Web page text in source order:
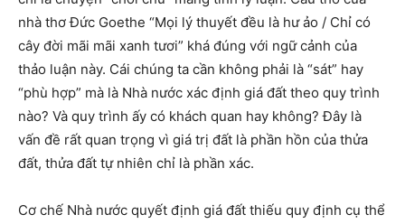
nhà thơ Đức Goethe “Mọi lý thuyết đều là hư ảo / Chỉ có
cây đời mãi mãi xanh tươi” khá đúng với ngữ cảnh của
thảo luận này. Cái chúng ta cần không phải là “sát” hay
“phù hợp” mà là Nhà nước xác định giá đất theo quy trình
nào? Và quy trình ấy có khách quan hay không? Đây là
vấn đề rất quan trọng vì giá trị đất là phần hồn của thửa
đất, thửa đất tự nhiên chỉ là phần xác.
Cơ chế Nhà nước quyết định giá đất thiếu quy định cụ thể